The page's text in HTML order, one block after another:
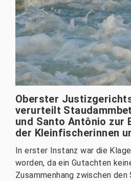
Oberster
verurteilt
und Santo Antônio zur
der Kleinfischerinnen
In erster Instanz war die
worden, da ein Gutachten
Zusammenhang zwischen